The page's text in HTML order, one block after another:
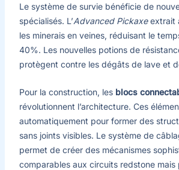
Le système de survie bénéficie de
spécialisés. L’Advanced Pickaxeextrait
les minerais en veines, réduisant le
40%. Les nouvelles potions de
protègent contre les dégâts de lave et
Pour la construction, les blocs
révolutionnent l’architecture. Ces
automatiquement pour former des
sans joints visibles. Le système de
permet de créer des mécanismes
comparables aux circuits redstone mais